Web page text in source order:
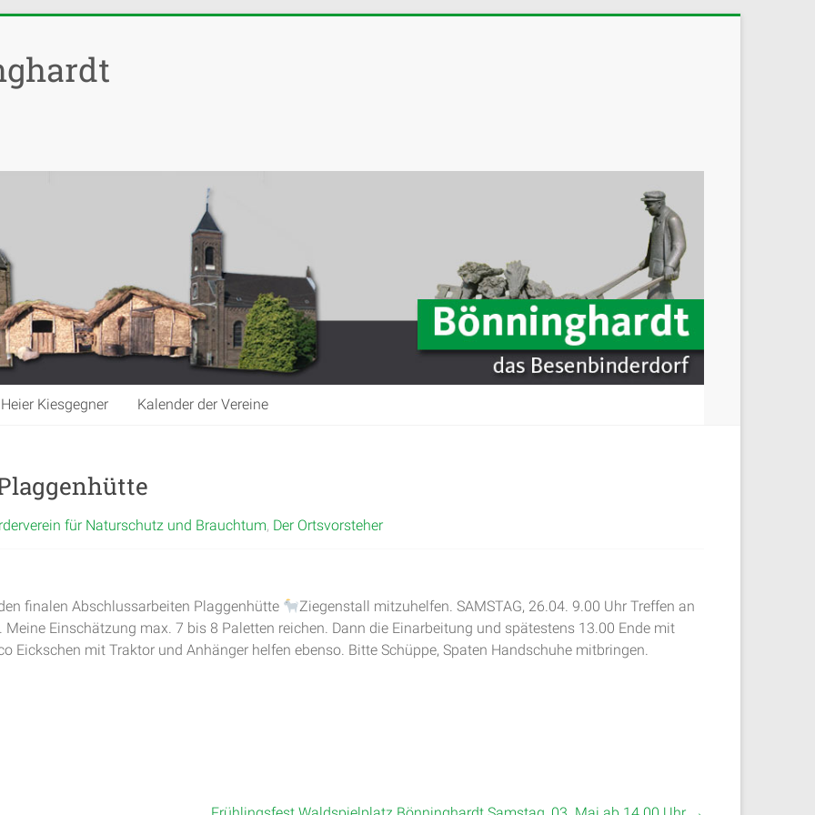
Heier Kiesgegner Kalender der Vereine
für Naturschutz und Brauchtum, Der Ortsvorsteher
finalen Abschlussarbeiten Plaggenhütte
Ziegenstall mitzuhelfen. SAMSTAG, 26.04. 9.00 Uhr Treffen an
Einschätzung max. 7 bis 8 Paletten reichen. Dann die Einarbeitung und spätestens 13.00 Ende mit
Eickschen mit Traktor und Anhänger helfen ebenso. Bitte Schüppe, Spaten Handschuhe mitbringen.